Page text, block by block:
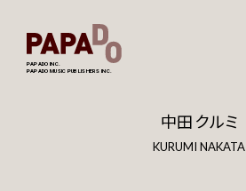
PAPADO INC.
PAPADO MUSIC PUBLISHERS INC.
中田 クルミ
KURUMI NAKATA